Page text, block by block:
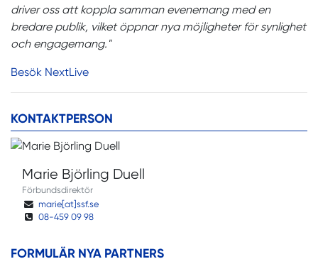
KONTAKTPERSON
Marie Björling Duell
Förbundsdirektör
marie[at]ssf.se
08-459 09 98
FORMULÄR NYA PARTNERS
driver oss att koppla samman evenemang med en
bredare publik, vilket öppnar nya möjligheter för synlighet
och engagemang."
Besök NextLive